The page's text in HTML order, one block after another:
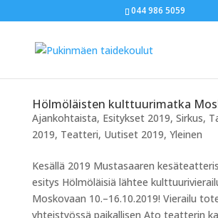
044 986 5059
Hölmöläisten kulttuurimatka
Ajankohtaista, Esitykset 2019, Sirkus,
2019, Teatteri, Uutiset 2019, Yleinen
Kesällä 2019 Mustasaaren
esitys Hölmöläisiä lähtee
Moskovaan 10.–16.10.2019! Vierailu
yhteistyössä paikallisen Ato teatterin